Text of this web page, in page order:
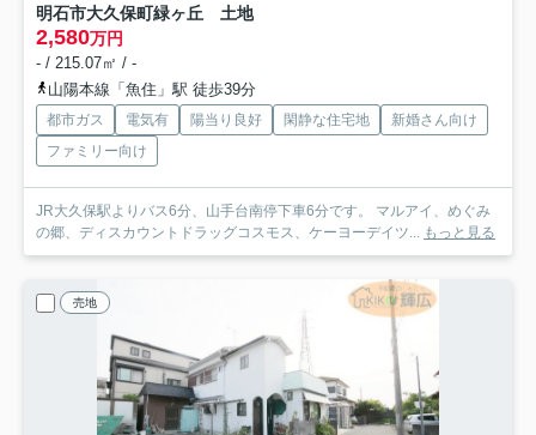
明石市大久保町緑ヶ丘 土地
2,580万円
- / 215.07㎡ / -
山陽本線「魚住」駅 徒歩39分
都市ガス 電気有 陽当り良好 閑静な住宅地
新婚さん向け
ファミリー向け
JR大久保駅よりバス6分、山手台南停下車6分です。 マルアイ、めぐみ
の郷、ディスカウントドラッグコスモス、ケーヨーデイツ...
もっと見る
売地